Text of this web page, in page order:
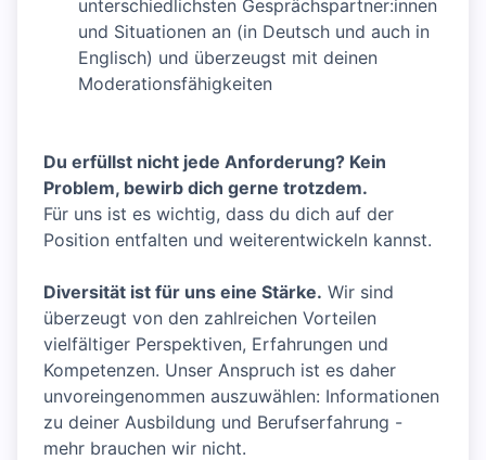
unterschiedlichsten Gesprächspartner:innen
und Situationen an (in Deutsch und auch in
Englisch) und überzeugst mit deinen
Moderationsfähigkeiten
Du erfüllst nicht jede Anforderung? Kein
Problem, bewirb dich gerne trotzdem.
Für uns ist es wichtig, dass du dich auf der
Position entfalten und weiterentwickeln kannst.
Diversität ist für uns eine Stärke. Wir sind
überzeugt von den zahlreichen Vorteilen
vielfältiger Perspektiven, Erfahrungen und
Kompetenzen. Unser Anspruch ist es daher
unvoreingenommen auszuwählen: Informationen
zu deiner Ausbildung und Berufserfahrung -
mehr brauchen wir nicht.